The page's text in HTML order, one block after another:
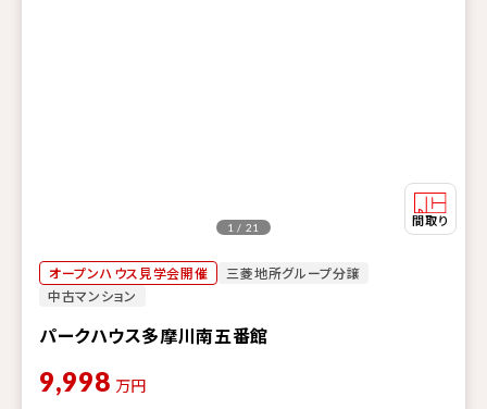
オープンハウス見学会開催
三菱地所グループ分譲
中古マンション
パークハウス多摩川南五番館
1 / 21
9,998 万円